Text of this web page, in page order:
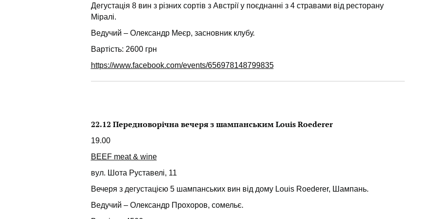
Дегустація 8 вин з різних сортів з Австрії у поєднанні з 4 стравами від ресторану
Міралі.
Ведучий – Олександр Меєр, засновник клубу.
Вартість: 2600 грн
https://www.facebook.com/events/656978148799835
22.12 Передноворічна вечеря з шампанським Louis Roederer
19.00
BEEF meat & wine
вул. Шота Руставелі, 11
Вечеря з дегустацією 5 шампанських вин від дому Louis Roederer, Шампань.
Ведучий – Олександр Прохоров, сомельє.